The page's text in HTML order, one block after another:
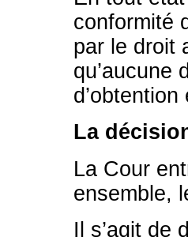
conformité
par le droit
qu’aucune
La
La Cour
ensemble,
Il s’agit de